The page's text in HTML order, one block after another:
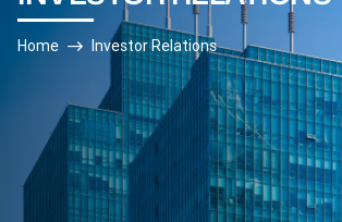
Home Investor Relations